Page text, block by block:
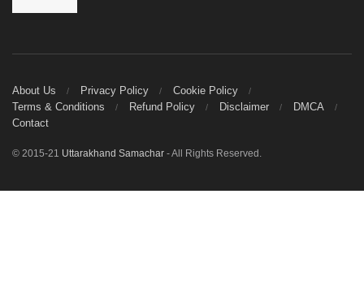
About Us Privacy Policy
Cookie Policy
Terms & Conditions
Refund Policy Disclaimer
DMCA
Contact
© 2015-21 Uttarakhand Samachar - All Rights Reserved.